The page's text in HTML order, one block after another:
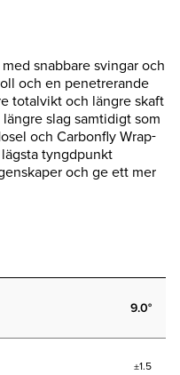
snabbare svingar och
och en penetrerande
totalvikt och längre skaft
slag samtidigt som
och Carbonfly Wrap-
lägsta tyngdpunkt
och ge ett mer
9.0°
±1.5